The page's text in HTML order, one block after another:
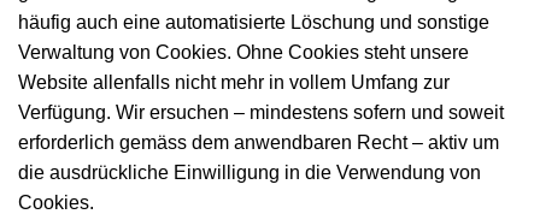
häufig auch eine automatisierte Löschung und sonstige
Verwaltung von Cookies. Ohne Cookies steht unsere
Website allenfalls nicht mehr in vollem Umfang zur
Verfügung. Wir ersuchen – mindestens sofern und soweit
erforderlich gemäss dem anwendbaren Recht – aktiv um
die ausdrückliche Ein­willigung in die Verwendung von
Cookies.